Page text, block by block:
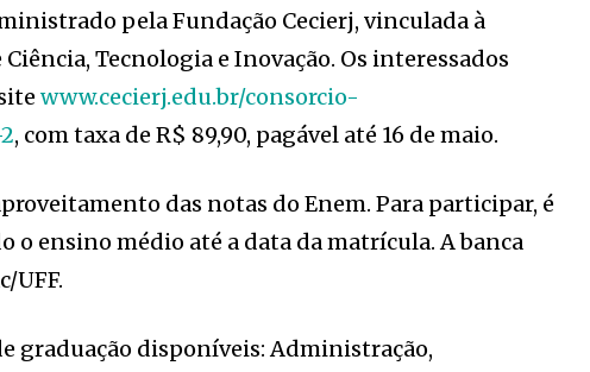
pela Fundação Cecierj, vinculada à
Tecnologia e Inovação. Os interessados
www.cecierj.edu.br/consorcio-
, com taxa de R$ 89,90, pagável até 16 de maio.
das notas do Enem. Para participar, é
o ensino médio até a data da matrícula. A banca
UFF.
graduação disponíveis: Administração,